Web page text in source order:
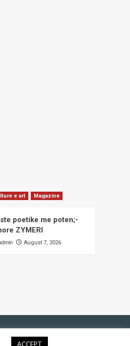
e art Magazine
poetike me poten;-
ZYMERI
August 7, 2026
ACCEPT